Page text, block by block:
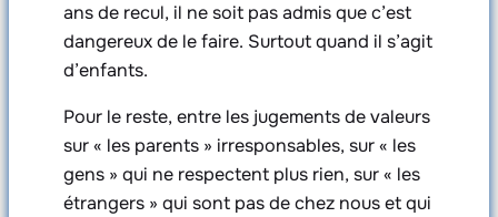
ans de recul, il ne soit pas admis que c’est
dangereux de le faire. Surtout quand il s’agit
d’enfants.
Pour le reste, entre les jugements de valeurs
sur « les parents » irresponsables, sur « les
gens » qui ne respectent plus rien, sur « les
étrangers » qui sont pas de chez nous et qui